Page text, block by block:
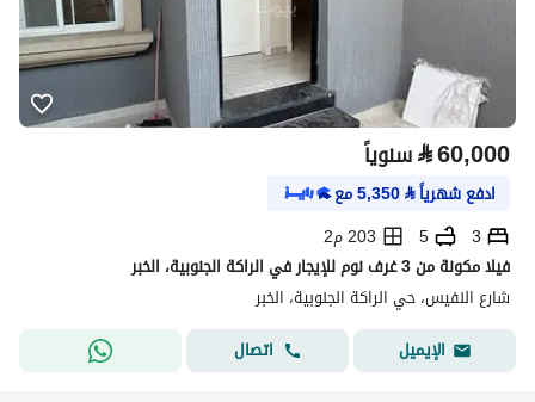
⃁60,000 سنوياً
ادفع شهرياً⃁
5,350مع
3
5
203 م2
فيلا مكونة من 3 غرف نوم للإيجار في الراكة الجنوبية، الخبر
شارع النفيس، حي الراكة الجنوبية، الخبر
الإيميل
اتصال